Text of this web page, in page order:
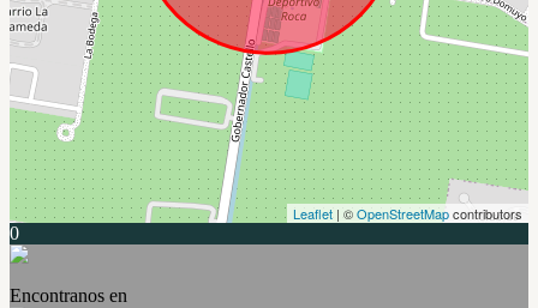
Leaflet | ©OpenStreetMapcontributors
0
Encontranos en